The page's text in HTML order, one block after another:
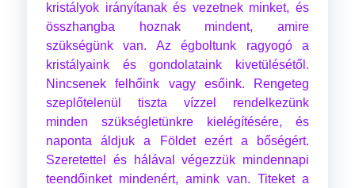
kristályok irányítanak és vezetnek minket, és
összhangba hoznak mindent, amire
szükségünk van. Az égboltunk ragyogó a
kristályaink és gondolataink kivetülésétől.
Nincsenek felhőink vagy esőink. Rengeteg
szeplőtelenül tiszta vízzel rendelkezünk
minden szükségletünkre kielégítésére, és
naponta áldjuk a Földet ezért a bőségért.
Szeretettel és hálával végezzük mindennapi
teendőinket mindenért, amink van. Titeket a